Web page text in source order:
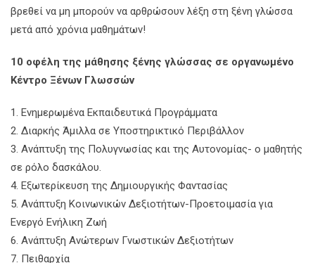
βρεθεί να μη μπορούν να αρθρώσουν λέξη στη ξένη γλώσσα
μετά από χρόνια μαθημάτων!
10 οφέλη της μάθησης ξένης γλώσσας σε οργανωμένο
Κέντρο Ξένων Γλωσσών
1. Ενημερωμένα Εκπαιδευτικά Προγράμματα
2. Διαρκής Άμιλλα σε Υποστηρικτικό Περιβάλλον
3. Ανάπτυξη της Πολυγνωσίας και της Αυτονομίας- ο μαθητής
σε ρόλο δασκάλου.
4. Εξωτερίκευση της Δημιουργικής Φαντασίας
5. Ανάπτυξη Κοινωνικών Δεξιοτήτων-Προετοιμασία για
Ενεργό Ενήλικη Ζωή
6. Ανάπτυξη Ανώτερων Γνωστικών Δεξιοτήτων
7. Πειθαρχία